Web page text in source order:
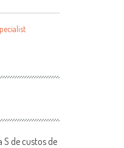
de custos de